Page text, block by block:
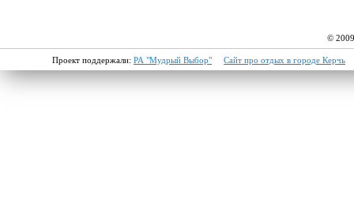
©
Проект поддержали: РА "Мудрый Выбор" Сайт про отдых в городе Керчь